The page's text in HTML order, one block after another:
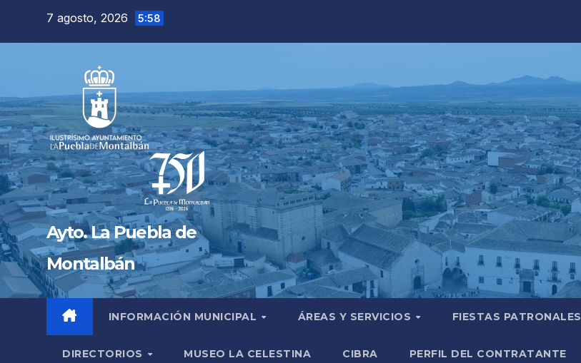
7 agosto, 2026 5:58
Ayto. La Puebla de
Montalbán
INFORMACIÓN MUNICIPAL ÁREAS Y SERVICIOS FIESTAS PATRONALES
DIRECTORIOS MUSEO LA CELESTINA CIBRA PERFIL DEL CONTRATANTE